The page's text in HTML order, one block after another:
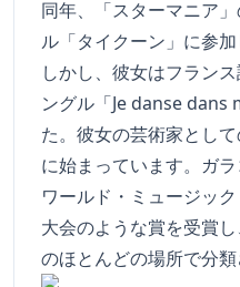
同年、「スターマニア
ル「タイクーン」に参加
しかし、彼女はフラン
ングル「Je danse dans
た。彼女の芸術家とし
に始まっています。ガ
ワールド・ミュージッ
大会のような賞を受賞
のほとんどの場所で分類